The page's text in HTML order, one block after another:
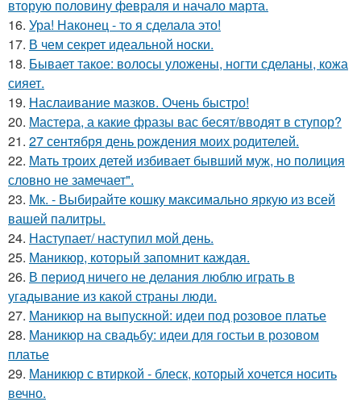
вторую половину февраля и начало марта.
16. Ура! Наконец - то я сделала это!
17. В чем секрет идеальной носки.
18. Бывает такое: волосы уложены, ногти сделаны, кожа
сияет.
19. Наслаивание мазков. Очень быстро!
20. Мастера, а какие фразы вас бесят/вводят в ступор?
21. 27 сентября день рождения моих родителей.
22. Мать троих детей избивает бывший муж, но полиция
словно не замечает".
23. Мк. - Выбирайте кошку максимально яркую из всей
вашей палитры.
24. Наступает/ наступил мой день.
25. Маникюр, который запомнит каждая.
26. В период ничего не делания люблю играть в
угадывание из какой страны люди.
27. Маникюр на выпускной: идеи под розовое платье
28. Маникюр на свадьбу: идеи для гостьи в розовом
платье
29. Маникюр с втиркой - блеск, который хочется носить
вечно.